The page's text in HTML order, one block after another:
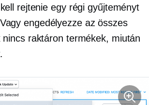
rejtenie egy régi gyűjteményt
engedélyezze az összes
nincs raktáron termékek, miután